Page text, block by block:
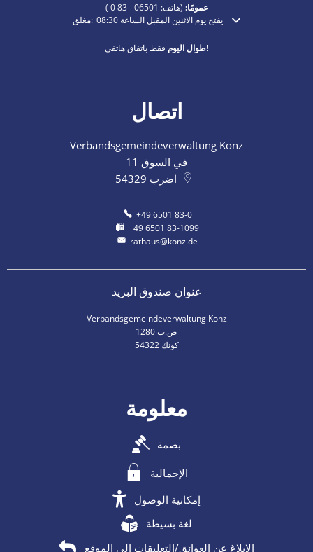
عمومًا: (هاتف:
)
انقر لإخفاء أوقات الفتح أو الإغلاق الإضافية
مغلق: يفتح يوم الاثنين المقبل الساعة 08:30
طوال اليومفقط باتفاق هاتفي!
اتصال
Verbandsgemeindeverwaltung Konz
في السوق 11
54329 اضرب
+49 6501 83-0
+49 6501 83-1099
rathaus@konz.de
عنوان صندوق البريد
Verbandsgemeindeverwaltung Konz
ص.ب 1280
54322 كونك
معلومة
بصمة
الإجمالية
إمكانية الوصول
لغة بسيطة
الإبلاغ عن العوائق/التعليقات إلى الموقع